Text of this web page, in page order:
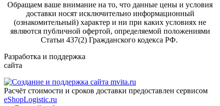
Обращаем ваше внимание на то, что данные цены и условия
доставки носят исключительно информационный
(ознакомительный) характер и ни при каких условиях не
являются публичной офертой, определяемой положениями
Статьи 437(2) Гражданского кодекса РФ.
Разработка и поддержка
сайта
Расчёт стоимости и сроков доставки предоставлен сервисом
eShopLogistic.ru